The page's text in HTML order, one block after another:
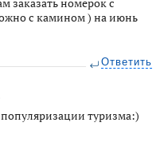
с камином ) на июнь
Ответить
туризма:)